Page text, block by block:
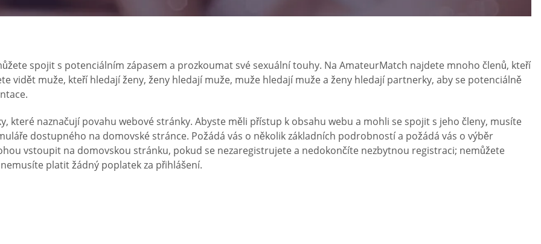
spojit s potenciálním zápasem a prozkoumat své sexuální touhy. Na AmateurMatch najdete mnoho členů, kteří
vidět muže, kteří hledají ženy, ženy hledají muže, muže hledají muže a ženy hledají partnerky, aby se potenciálně
které naznačují povahu webové stránky. Abyste měli přístup k obsahu webu a mohli se spojit s jeho členy, musíte
dostupného na domovské stránce. Požádá vás o několik základních podrobností a požádá vás o výběr
vstoupit na domovskou stránku, pokud se nezaregistrujete a nedokončíte nezbytnou registraci; nemůžete
platit žádný poplatek za přihlášení.